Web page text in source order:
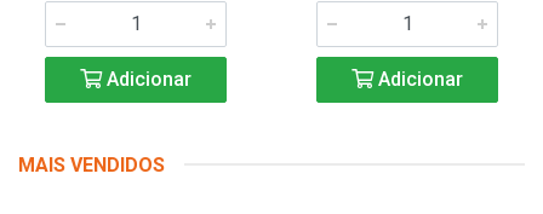
Adicionar Adicionar
MAIS VENDIDOS